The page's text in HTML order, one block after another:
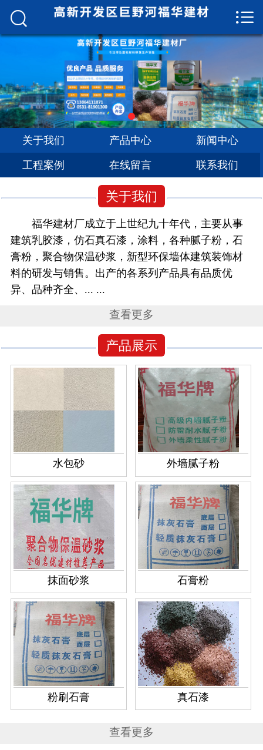
 网站首页
关于我们
产品中心
新闻中心
工程案例
在线留言


关于我们 产品中心 新闻中心
工程案例 在线留言 联系我们
关于我们
福华建材厂成立于上世纪九十年代，主要从事
建筑乳胶漆，仿石真石漆，涂料，各种腻子粉，石
膏粉，聚合物保温砂浆，新型环保墙体建筑装饰材
料的研发与销售。出产的各系列产品具有品质优
异、品种齐全、... ...
查看更多
产品展示
水包砂 外墙腻子粉
抹面砂浆 石膏粉
粉刷石膏 真石漆
查看更多